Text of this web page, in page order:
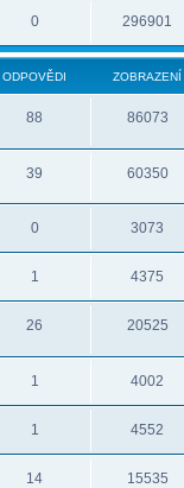
0 296901
ODPOVĚDI ZOBRAZENÍ
88 86073
39 60350
0 3073
1 4375
26 20525
1 4002
1 4552
14 15535